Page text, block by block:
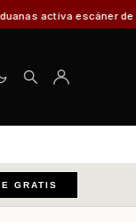
rayos X en el
GRATIS